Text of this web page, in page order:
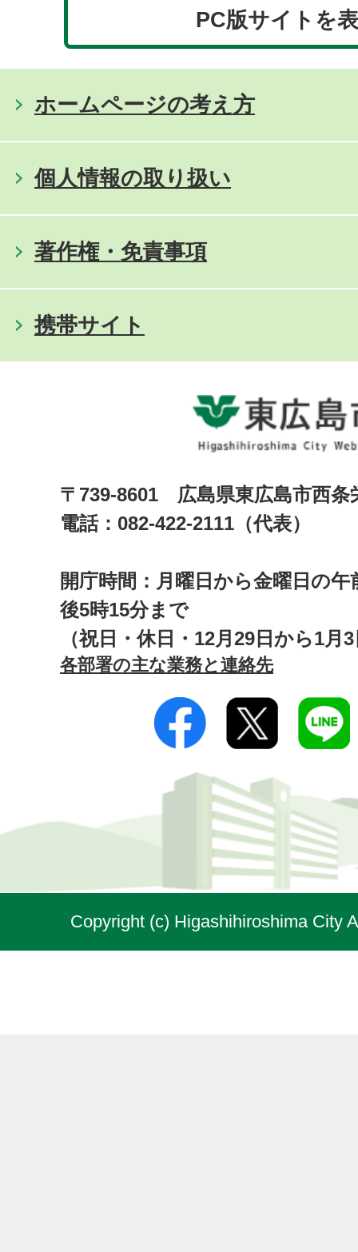
PC版サイトを
ホームページの考え方
個人情報の取り扱い
著作権・免責事項
携帯サイト
〒739-8601 広島県東広島市西
電話：082-422-2111（代表）
開庁時間：月曜日から金曜日の午
後5時15分まで
（祝日・休日・12月29日から1月
各部署の主な業務と連絡先
Copyright (c) Higashihiroshima City